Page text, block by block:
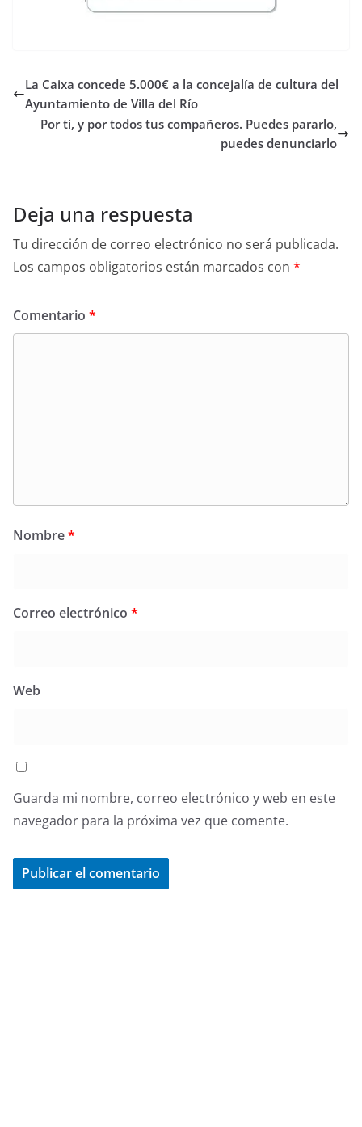
La Caixa concede 5.000€ a la concejalía de cultura del
Ayuntamiento de Villa del Río
Por ti, y por todos tus compañeros. Puedes pararlo,
puedes denunciarlo
Deja una respuesta
Tu dirección de correo electrónico no será publicada.
Los campos obligatorios están marcados con *
Comentario *
Nombre*
Correo electrónico *
Web
Guarda mi nombre, correo electrónico y web en este
navegador para la próxima vez que comente.